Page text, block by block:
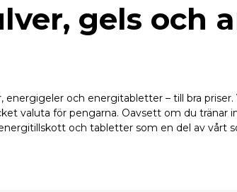
gels och
och energitabletter – till bra
valuta för pengarna. Oavsett om du
och tabletter som en del av vårt